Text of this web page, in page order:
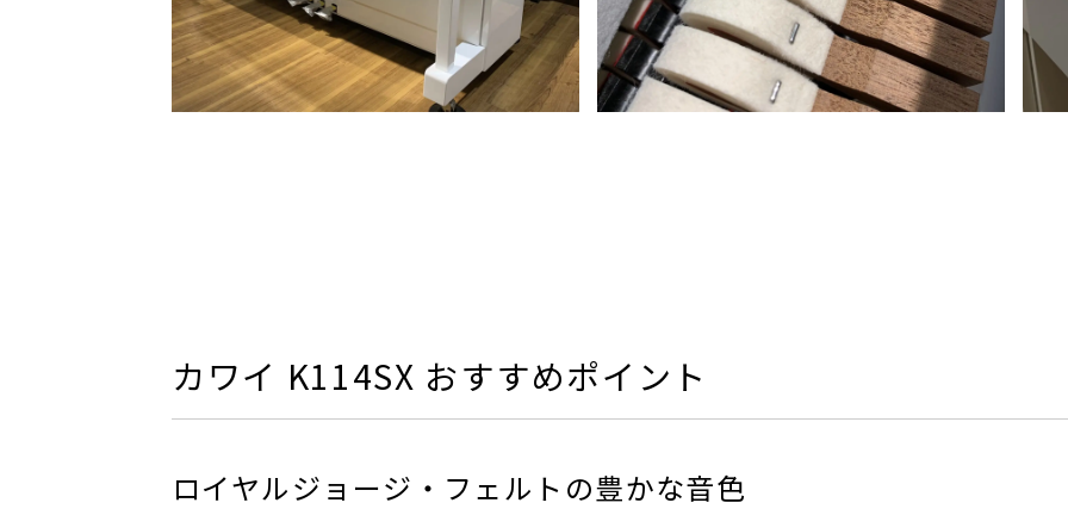
カワイ K114SX おすすめポイント
ロイヤルジョージ・フェルトの豊かな音色